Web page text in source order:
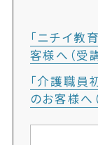
「ニチイ教
客様へ（受
「介護職員
のお客様へ